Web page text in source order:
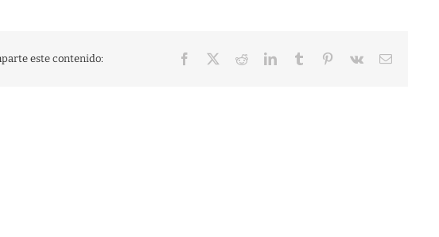
este contenido: Facebook RedditLinkedInTumblr Pinterest
Vk
Correo